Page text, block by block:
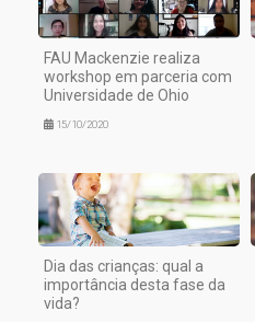
FAU Mackenzie realiza
workshop em parceria com
Universidade de Ohio
15/10/2020
Dia das crianças: qual a
importância desta fase da
vida?